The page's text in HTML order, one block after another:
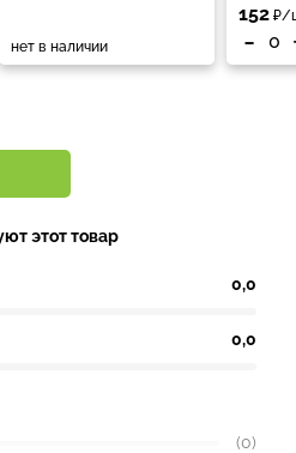
нет в наличии
152 ₽/
-
этот товар
0,0
0,0
(0)